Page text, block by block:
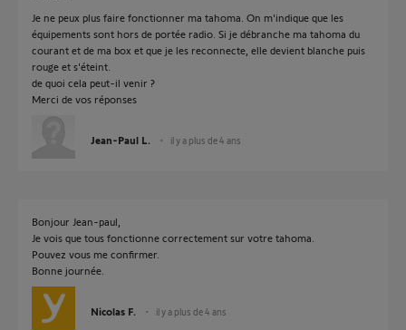
Je ne peux plus faire fonctionner ma tahoma. On m'indique que les
équipements sont hors de portée radio. Si je débranche ma tahoma du
courant et de ma box et que je les reconnecte, elle devient blanche puis
rouge et s'éteint.
de quoi cela peut-il venir ?
Merci de vos réponses
Jean-Paul L. il y a plus de 4 ans
Bonjour Jean-paul,
Je vois que tous fonctionne correctement sur votre tahoma.
Pouvez vous me confirmer.
Bonne journée.
Nicolas F. il y a plus de 4 ans